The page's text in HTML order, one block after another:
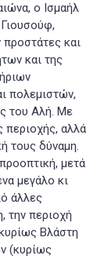
ο Ισμαήλ
και
και της
πολεμιστών,
του Αλή. Με
περιοχής, αλλά
τους δύναμη.
μετά
μεγάλο κι
άλλες
την περιοχή
Βλάστη
(κυρίως